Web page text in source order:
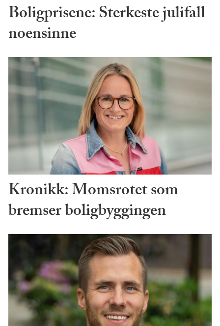
Boligprisene: Sterkeste julifall
noensinne
Kronikk: Momsrotet som
bremser boligbyggingen